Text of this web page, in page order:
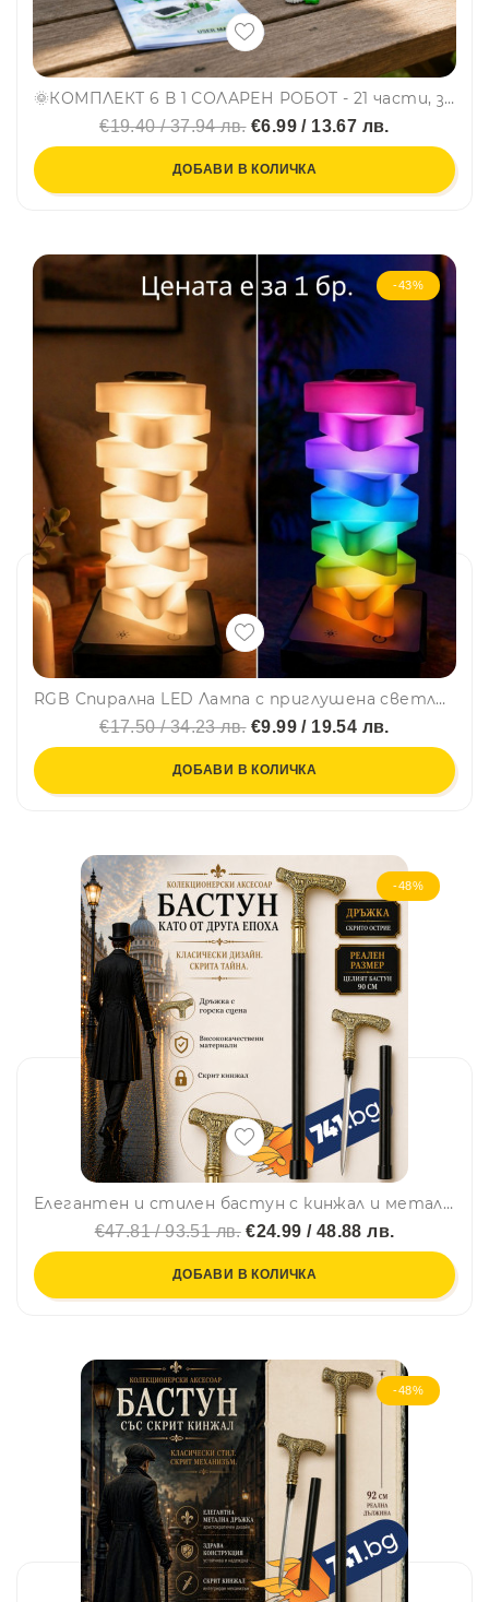
🌞КОМПЛЕКТ 6 В 1 СОЛАРЕН РОБОТ - 21 части, за създаване 6 различни робота по STEM системата - ЗЕЛЕНО
€19.40 / 37.94 лв.€6.99 / 13.67 лв.
ДОБАВИ В КОЛИЧКА
-43%
RGB Спирална LED Лампа с приглушена светлина, с вградена батерия
€17.50 / 34.23 лв.€9.99 / 19.54 лв.
ДОБАВИ В КОЛИЧКА
-48%
Елегантен и стилен бастун с кинжал и метална дръжка с горска сцена с елен
€47.81 / 93.51 лв.€24.99 / 48.88 лв.
ДОБАВИ В КОЛИЧКА
-48%